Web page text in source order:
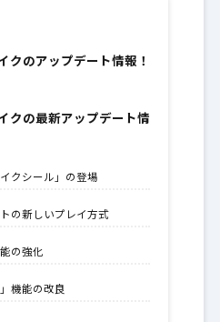
クのアップデート情報！
クの最新アップデート情
クシール」の登場
の新しいプレイ方式
の強化
機能の改良